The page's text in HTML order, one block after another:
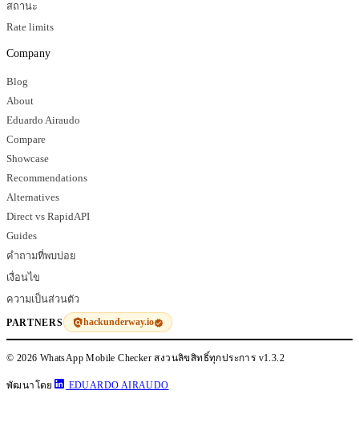
สถานะ
Rate limits
Company
Blog
About
Eduardo Airaudo
Compare
Showcase
Recommendations
Alternatives
Direct vs RapidAPI
Guides
คำถามที่พบบ่อย
เงื่อนไข
ความเป็นส่วนตัว
PARTNERS hackunderway.io
© 2026 WhatsApp Mobile Checker สงวนลิขสิทธิ์ทุกประการ v1.3.2
พัฒนาโดย EDUARDO AIRAUDO